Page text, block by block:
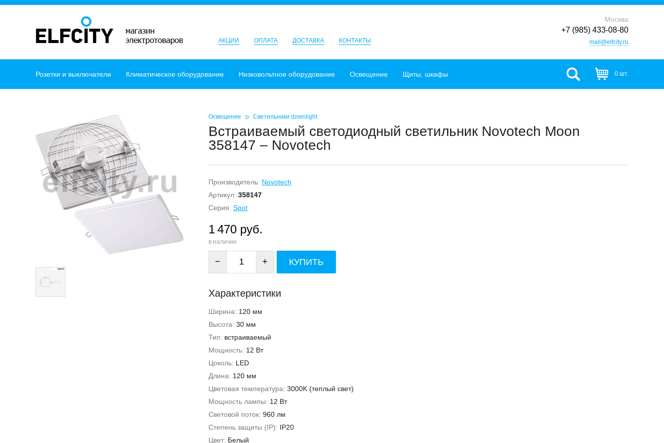
АКЦИИ ОПЛАТА ДОСТАВКА КОНТАКТЫ
Москва
+7 (985) 433-08-80
mail@elfcity.ru
Розетки и выключатели Климатическое оборудование Низковольтное оборудование Освещение Щиты, шкафы 0 шт.
Освещение Светильники downlight
Встраиваемый светодиодный светильник Novotech Moon
358147 – Novotech
Производитель: Novotech
Артикул: 358147
Серия: Spot
1 470 руб.
в наличии
− + КУПИТЬ
Характеристики
Ширина: 120 мм
Высота: 30 мм
Тип: встраиваемый
Мощность: 12 Вт
Цоколь: LED
Длина: 120 мм
Цветовая температура: 3000K (теплый свет)
Мощность лампы: 12 Вт
Световой поток: 960 лм
Степень защиты (IP): IP20
Цвет: Белый